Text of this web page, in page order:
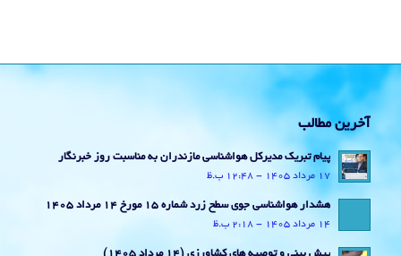
آخرین مطالب
پیام تبریک مدیرکل هواشناسی مازندران به مناسبت روز خبرنگار
17 مرداد 1405 - 12:48 ب.ظ
هشدار هواشناسی جوی سطح زرد شماره 15 مورخ 14 مرداد 1405
14 مرداد 1405 - 2:18 ب.ظ
پیش بینی و توصیه های کشاورزی (14 مرداد ۱۴۰۵)